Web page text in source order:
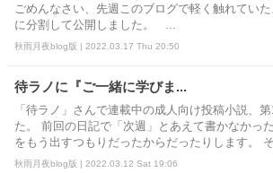
ごめんなさい、先週このブログで軽く触れてい
に分割して公開しました。 ...
秋雨月夜blog版 | 2022.03.17 Thu 20:50
待ラノに『ご一緒に学びま...
「待ラノ」さんで連載中の成人向け投稿小説、
た。 前回の日記で「次週」とあえて書かなかっ
をもう出すつもりだったからだったりします。
秋雨月夜blog版 | 2022.03.12 Sat 19:06